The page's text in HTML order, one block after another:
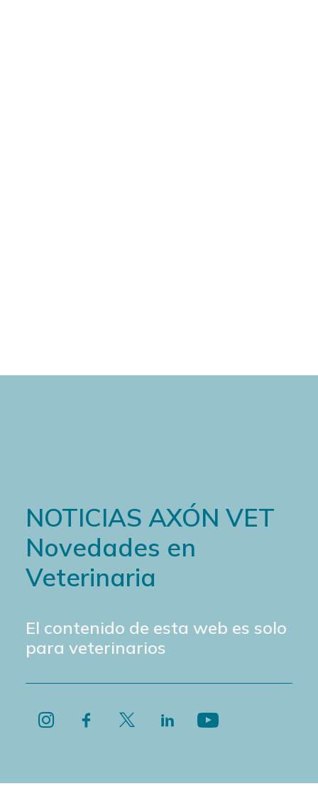
NOTICIAS AXÓN VET
Novedades en
Veterinaria
El contenido de esta web es solo
para veterinarios